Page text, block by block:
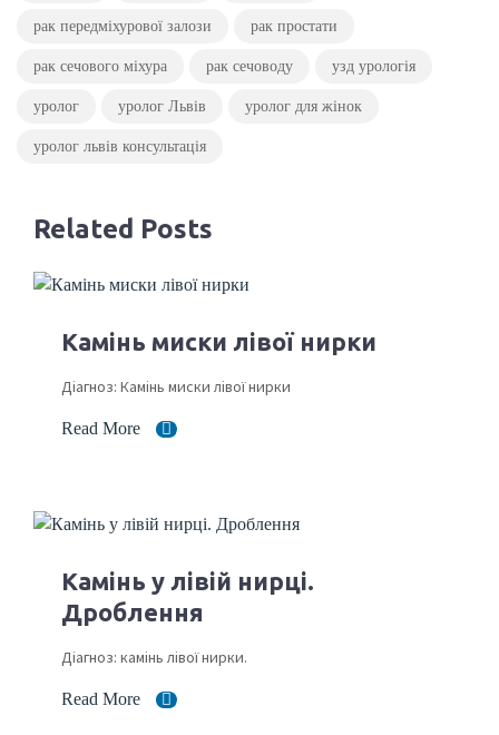
рак передміхурової залози рак простати
рак сечового міхура рак сечоводу узд урологія
уролог уролог Львів уролог для жінок
уролог львів консультація
Related Posts
Камінь миски лівої нирки
Діагноз: Камінь миски лівої нирки
Read More
Камінь у лівій нирці.
Дроблення
Діагноз: камінь лівої нирки.
Read More